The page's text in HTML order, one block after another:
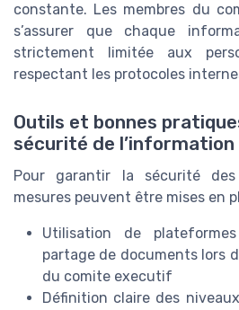
constante. Les membres du
s’assurer que chaque
strictement limitée aux
respectant les protocoles
Outils et bonnes
sécurité de l’information
Pour garantir la sécurité des
mesures peuvent être mises en
Utilisation de
partage de documents lors
du comite executif
Définition claire des